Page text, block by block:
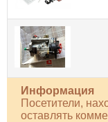
Информация
Посетители,
оставлять